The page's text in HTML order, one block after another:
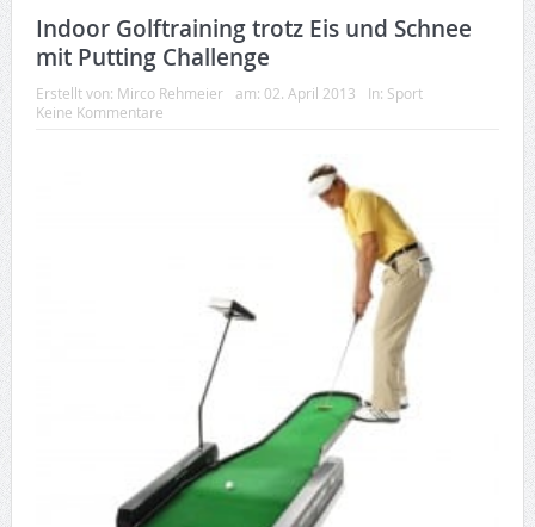
Indoor Golftraining trotz Eis und Schnee
mit Putting Challenge
Erstellt von: Mirco Rehmeier am: 02. April 2013 In: Sport
Keine Kommentare